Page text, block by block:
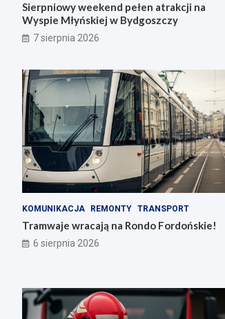
Sierpniowy weekend pełen atrakcji na
Wyspie Młyńskiej w Bydgoszczy
7 sierpnia 2026
KOMUNIKACJA REMONTY TRANSPORT
Tramwaje wracają na Rondo Fordońskie!
6 sierpnia 2026